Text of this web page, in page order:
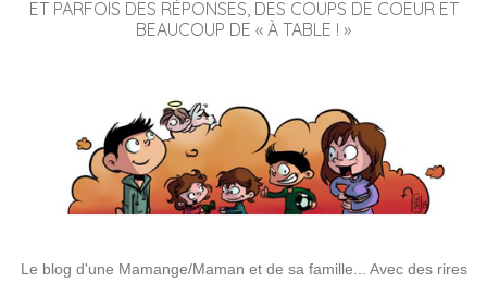
ET PARFOIS DES RÉPONSES, DES COUPS DE COEUR ET
BEAUCOUP DE « À TABLE ! »
Le blog d'une Mamange/Maman et de sa famille... Avec des rires